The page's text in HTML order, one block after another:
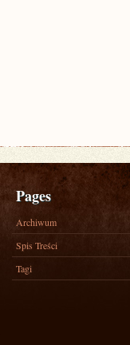
Pages
Archiwum
Spis Treści
Tagi